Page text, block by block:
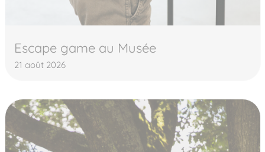
Escape game au Musée
21 août 2026